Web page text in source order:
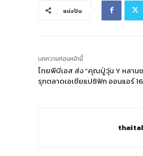
แบ่งปัน
บทความก่อนหน้านี้
ไทยพีบีเอส ส่ง “คุณปู่วุ่น Y หลาน
รุกตลาดเอเชียแปซิฟิก ออนแอร์